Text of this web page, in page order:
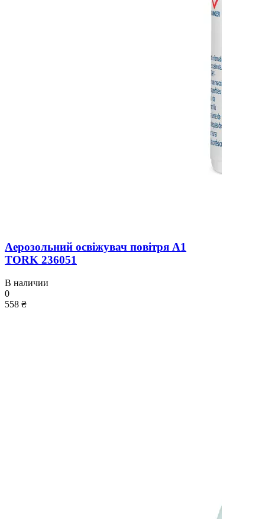
Аерозольний освіжувач повітря A1
TORK 236051
В наличии
0
558 ₴